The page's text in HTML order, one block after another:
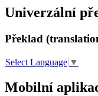
Univerzální
Překlad
Select Language ▼
Mobilní